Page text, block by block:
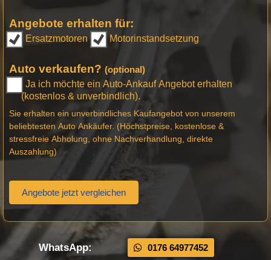
Angebote erhalten für:
Ersatzmotoren Motorinstandsetzung
Auto verkaufen? (optional)
Ja ich möchte ein Auto-Ankauf Angebot erhalten
(kostenlos & unverbindlich).
Sie erhalten ein unverbindliches Kaufangebot von unserem
beliebtesten Auto Ankäufer. (Höchstpreise, kostenlose &
stressfreie Abholung, ohne Nachverhandlung, direkte
Auszahlung)
Angebote jetzt vergleichen
WhatsApp: 0176 64977452